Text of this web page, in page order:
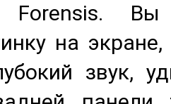
Forensis. Вы
на экране,
звук,